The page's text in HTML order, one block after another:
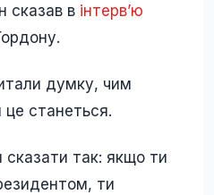
сказав в інтерв’ю
думку, чим
це станеться.
так: якщо ти
ти